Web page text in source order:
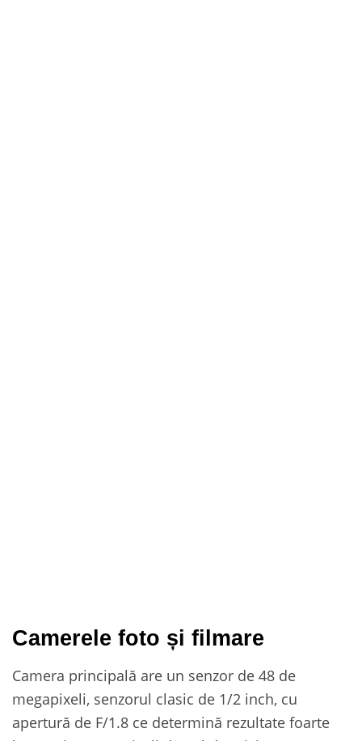
Camerele foto și filmare
Camera principală are un senzor de 48 de
megapixeli, senzorul clasic de 1/2 inch, cu
apertură de F/1.8 ce determină rezultate foarte